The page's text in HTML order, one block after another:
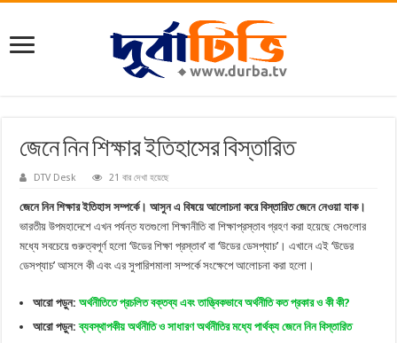
জেনে নিন শিক্ষার ইতিহাসের বিস্তারিত
DTV Desk 21 বার দেখা হয়েছে
জেনে নিন শিক্ষার ইতিহাস সম্পর্কে। আসুন এ বিষয়ে আলোচনা করে বিস্তারিত জেনে নেওয়া যাক।
ভারতীয় উপমহাদেশে এখন পর্যন্ত যতগুলো শিক্ষানীতি বা শিক্ষাপ্রস্তাব গ্রহণ করা হয়েছে সেগুলোর
মধ্যে সবচেয়ে গুরুত্বপূর্ণ হলো ‘উডের শিক্ষা প্রস্তাব’ বা ‘উডের ডেসপ্যাচ’। এখানে এই ‘উডের
ডেসপ্যাচ’ আসলে কী এবং এর সুপারিশমালা সম্পর্কে সংক্ষেপে আলোচনা করা হলো।
আরো পড়ুন:অর্থনীতিতে প্রচলিত বক্তব্য এবং তাত্ত্বিকভাবে অর্থনীতি কত প্রকার ও কী কী?
আরো পড়ুন: ব্যবস্থাপকীয় অর্থনীতি ও সাধারণ অর্থনীতির মধ্যে পার্থক্য জেনে নিন বিস্তারিত